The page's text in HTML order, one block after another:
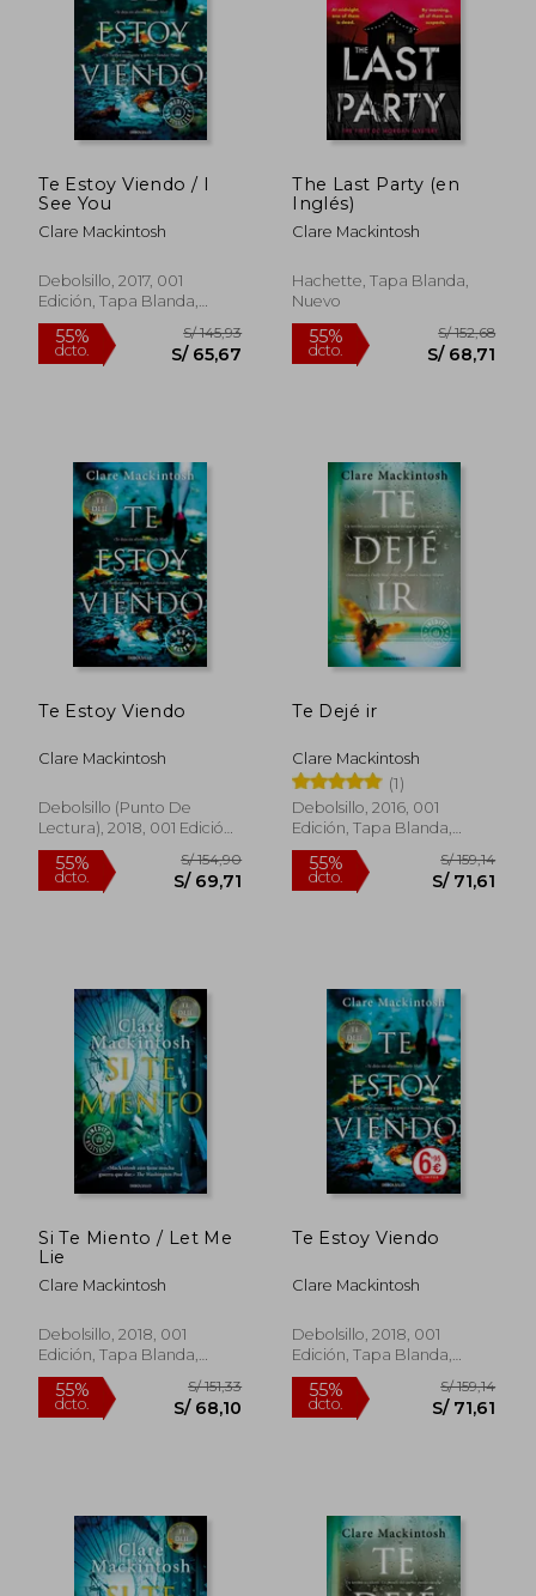
40%
dcto.
S/ 175,72
S/ 105,43
55%
dcto.
Te Estoy Viendo / I
See You
Clare Mackintosh
Debolsillo, 2017, 001
Edición, Tapa Blanda,
Nuevo
55% S/ 145,93
The Last Party (en
Inglés)
Clare Mackintosh
Hachette, Tapa Blanda,
Nuevo
55%
Te Estoy Viendo
Clare Mackintosh
Debolsillo (Punto De
Lectura), 2018, 001 Edición,
Tapa Blanda, Nuevo
55%
Te Dejé ir
Clare Mackintosh
(1)
Debolsillo, 2016, 001
Edición, Tapa Blanda,
Usado
Si Te Miento / Let Me
Lie
Clare Mackintosh
Debolsillo, 2018, 001
Edición, Tapa Blanda,
Usado
Te Estoy Viendo
Clare Mackintosh
Debolsillo, 2018, 001
Edición, Tapa Blanda,
Usado